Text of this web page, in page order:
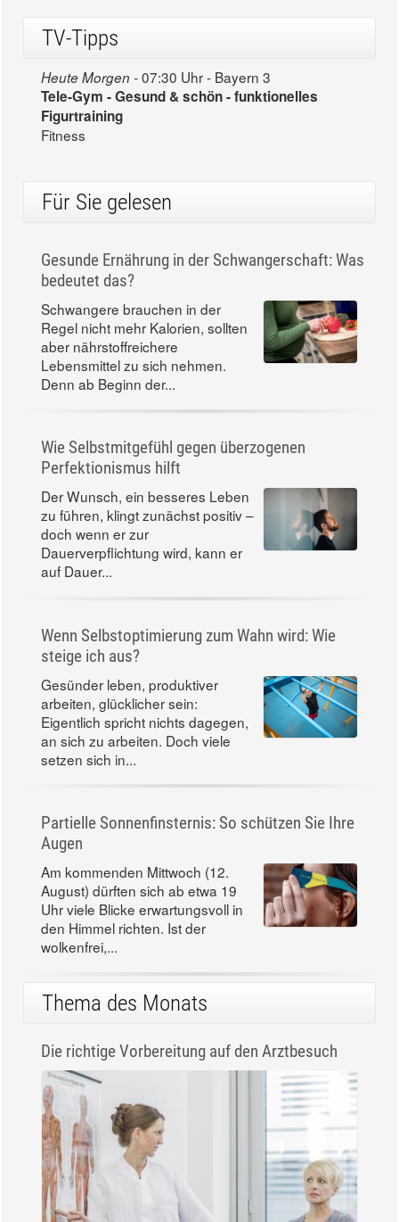
TV-Tipps
Heute Morgen -07:30 Uhr - Bayern 3
Tele-Gym - Gesund & schön - funktionelles
Figurtraining
Fitness
Für Sie gelesen
Gesunde Ernährung in der Schwangerschaft: Was
bedeutet das?
Schwangere brauchen in der
Regel nicht mehr Kalorien, sollten
aber nährstoffreichere
Lebensmittel zu sich nehmen.
Denn ab Beginn der...
Wie Selbstmitgefühl gegen überzogenen
Perfektionismus hilft
Der Wunsch, ein besseres Leben
zu führen, klingt zunächst positiv –
doch wenn er zur
Dauerverpflichtung wird, kann er
auf Dauer...
Wenn Selbstoptimierung zum Wahn wird: Wie
steige ich aus?
Gesünder leben, produktiver
arbeiten, glücklicher sein:
Eigentlich spricht nichts dagegen,
an sich zu arbeiten. Doch viele
setzen sich in...
Partielle Sonnenfinsternis: So schützen Sie Ihre
Augen
Am kommenden Mittwoch (12.
August) dürften sich ab etwa 19
Uhr viele Blicke erwartungsvoll in
den Himmel richten. Ist der
wolkenfrei,...
Thema des Monats
Die richtige Vorbereitung auf den Arztbesuch